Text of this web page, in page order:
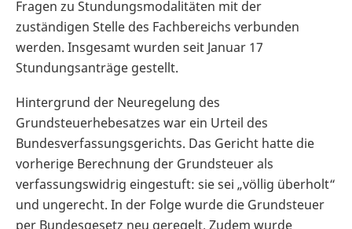
Fragen zu Stundungsmodalitäten mit der
zuständigen Stelle des Fachbereichs verbunden
werden. Insgesamt wurden seit Januar 17
Stundungsanträge gestellt.
Hintergrund der Neuregelung des
Grundsteuerhebesatzes war ein Urteil des
Bundesverfassungsgerichts. Das Gericht hatte die
vorherige Berechnung der Grundsteuer als
verfassungswidrig eingestuft: sie sei „völlig überholt“
und ungerecht. In der Folge wurde die Grundsteuer
per Bundesgesetz neu geregelt. Zudem wurde